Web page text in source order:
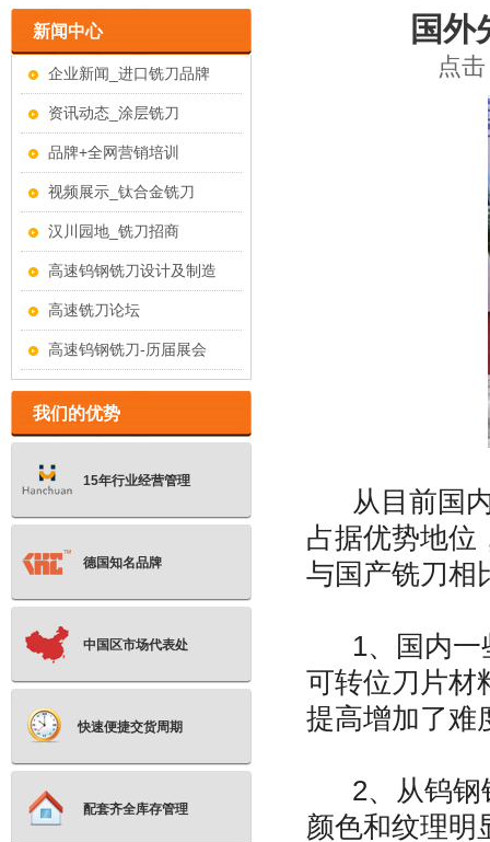
国外
点
从目前国
占据优势地位
与国产铣刀相
1、国内一
可转位刀片材
提高增加了难
2、从钨钢
颜色和纹理明
新闻中心
企业新闻_进口铣刀品牌
资讯动态_涂层铣刀
品牌+全网营销培训
视频展示_钛合金铣刀
汉川园地_铣刀招商
高速钨钢铣刀设计及制造
高速铣刀论坛
高速钨钢铣刀-历届展会
我们的优势
15年行业经营管理
德国知名品牌
中国区市场代表处
快速便捷交货周期
配套齐全库存管理